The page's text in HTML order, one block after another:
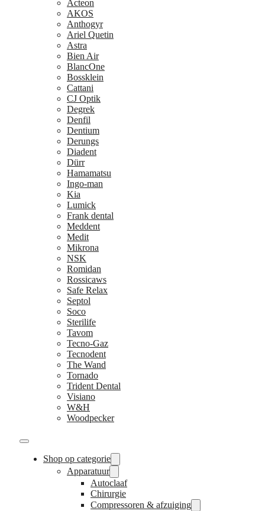
Acteon
AKOS
Anthogyr
Ariel Quetin
Astra
Bien Air
BlancOne
Bossklein
Cattani
CJ Optik
Degrek
Denfil
Dentium
Derungs
Diadent
Dürr
Hamamatsu
Ingo-man
Kia
Lumick
Frank dental
Meddent
Medit
Mikrona
NSK
Romidan
Rossicaws
Safe Relax
Septol
Soco
Sterilife
Tavom
Tecno-Gaz
Tecnodent
The Wand
Tornado
Trident Dental
Visiano
W&H
Woodpecker
Shop op categorie
Apparatuur
Autoclaaf
Chirurgie
Compressoren & afzuiging